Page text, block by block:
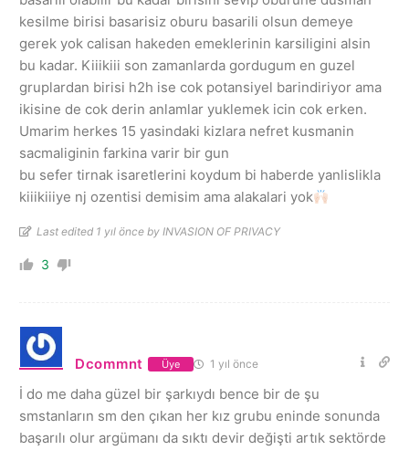
kesilme birisi basarisiz oburu basarili olsun demeye
gerek yok calisan hakeden emeklerinin karsiligini alsin
bu kadar. Kiiikiii son zamanlarda gordugum en guzel
gruplardan birisi h2h ise cok potansiyel barindiriyor ama
ikisine de cok derin anlamlar yuklemek icin cok erken.
Umarim herkes 15 yasindaki kizlara nefret kusmanin
sacmaliginin farkina varir bir gun
bu sefer tirnak isaretlerini koydum bi haberde yanlislikla
kiiikiiiye nj ozentisi demisim ama alakalari yok
Last edited 1 yıl önce by INVASION OF PRIVACY
3
Dcommnt Üye 1 yıl önce
İ do me daha güzel bir şarkıydı bence bir de şu
smstanların sm den çıkan her kız grubu eninde sonunda
başarılı olur argümanı da sıktı devir değişti artık sektörde